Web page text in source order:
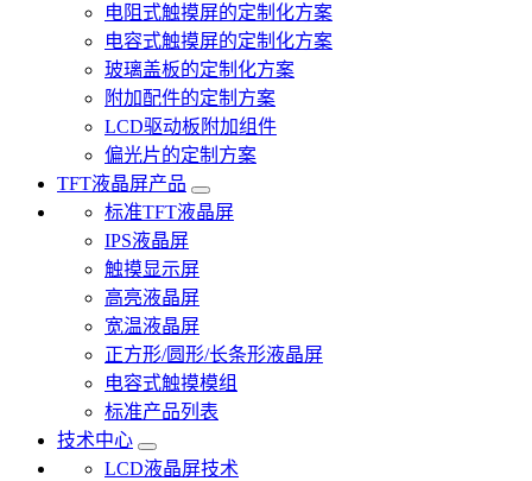
电阻式触摸屏的定制化方案
电容式触摸屏的定制化方案
玻璃盖板的定制化方案
附加配件的定制方案
LCD驱动板附加组件
偏光片的定制方案
TFT液晶屏产品
标准TFT液晶屏
IPS液晶屏
触摸显示屏
高亮液晶屏
宽温液晶屏
正方形/圆形/长条形液晶屏
电容式触摸模组
标准产品列表
技术中心
LCD液晶屏技术